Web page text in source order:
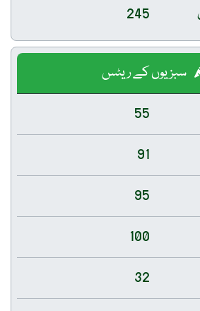
245
سبزیوں کے ریٹس
55
91
95
100
32